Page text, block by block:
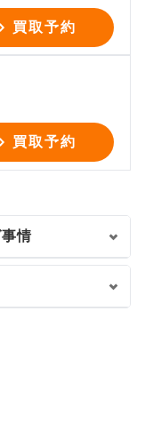
買取予約
買取予約
情